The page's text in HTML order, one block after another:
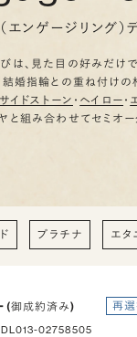
エンゲージリング）
は、見た目の好みだけで
結婚指輪との重ね付けの
サイドストーン ・ ヘイロー ・
と組み合わせてセミオー
プラチナ エタ
(御成約済み) 再選
02758505